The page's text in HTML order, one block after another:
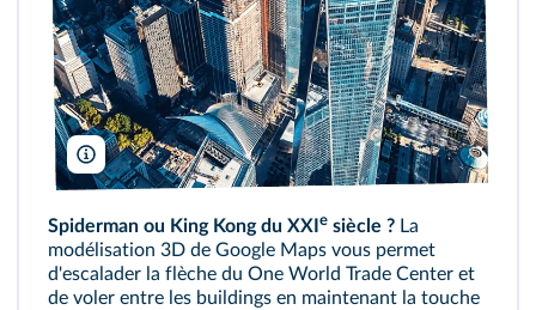
TierneyMJ/Shutterstock
Spiderman ou King Kong du XXI e siècle ? La
modélisation 3D de Google Maps vous permet
d'escalader la flèche du One World Trade Center et
de voler entre les buildings en maintenant la touche